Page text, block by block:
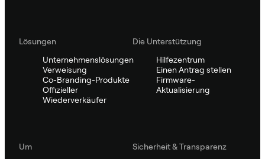
Lösungen
Unternehmenslösungen
Verweisung
Co-Branding-Produkte
Offizieller
Wiederverkäufer
Die Unterstützung
Hilfezentrum
Einen Antrag stellen
Firmware-
Aktualisierung
Um
Sicherheit & Transparenz